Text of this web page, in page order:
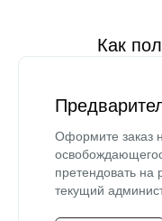
Как
Оформите заказ
претендовать на
текущий